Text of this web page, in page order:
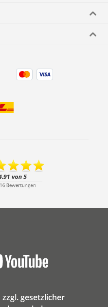
gesetzlicher